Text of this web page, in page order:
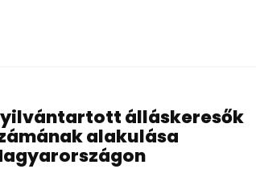
álláskeresők
alakulása